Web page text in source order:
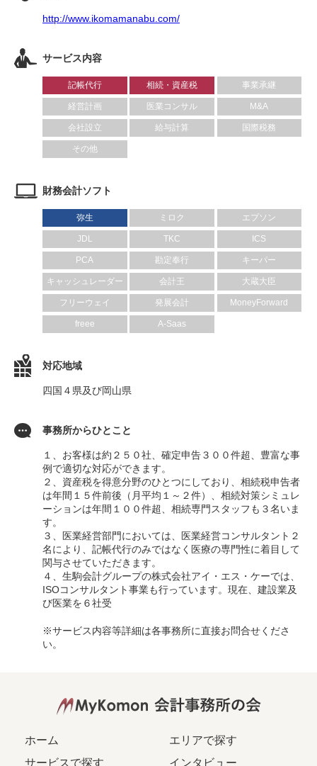
http://www.ikomamanabu.com/
サービス内容
記帳代行 相続・資産税 事業承継
経営計画 医業コンサル M&A
会社設立 給与計算 国際税務
その他
財務会計ソフト
弥生 ミロク エプソン
JDL TKC ICS
PCA 勘定奉行 キーパー
キャッシュレーダー 会計王 大蔵大臣
フリーウェイ 発展会計 MoneyForward
freee A-Saas
対応地域
四国４県及び岡山県
事務所からひとこと
１、お客様は約２５０社、確定申告３００件超、豊富な事
例で適切な対応ができます。
２、資産税を得意分野のひとつにしており、相続税申告者
は年間１５件前後（月平均１～２件）、相続対策シミュレ
ーションは年間１００件超、相続専門スタッフも３名いま
す。
３、医業経営部門においては、医業経営コンサルタント２
名により、記帳代行のみではなく医療の専門性に着目して
関与させていただきます。
４、生駒会計グループの株式会社アイ・エス・ケーでは、
ISOコンサルタント事業も行っています。現在、建設業及
び医業を６社受
※サービス内容等詳細は各事務所に直接お問合せくださ
い。
ホーム
エリアで探す
サービスで探す
インタビュー